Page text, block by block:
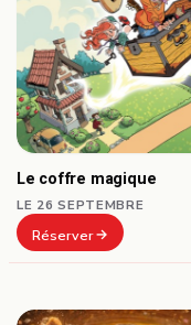
Le coffre magique
LE 26 SEPTEMBRE
Réserver